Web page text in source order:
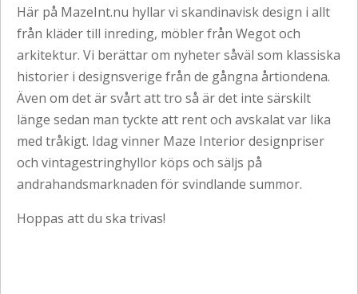
Här på MazeInt.nu hyllar vi skandinavisk design i allt
från kläder till inreding, möbler från Wegotoch
arkitektur. Vi berättar om nyheter såväl som klassiska
historier i designsverige från de gångna årtiondena.
Även om det är svårt att tro så är det inte särskilt
länge sedan man tyckte att rent och avskalat var lika
med tråkigt. Idag vinner Maze Interior designpriser
och vintagestringhyllor köps och säljs på
andrahandsmarknaden för svindlande summor.
Hoppas att du ska trivas!